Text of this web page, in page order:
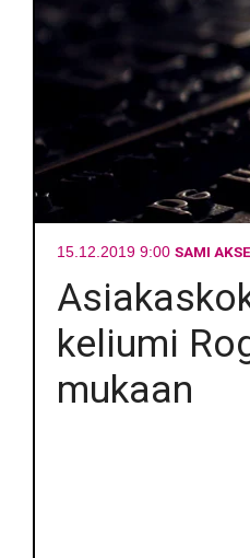
15.12.2019 9:00 SAMI
keliumi
mukaan